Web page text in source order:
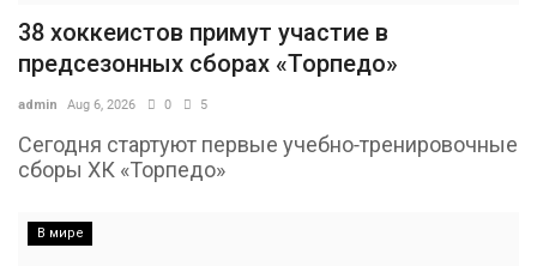
38 хоккеистов примут участие в
предсезонных сборах «Торпедо»
admin Aug 6, 2026 0 5
Сегодня стартуют первые учебно-тренировочные
сборы ХК «Торпедо»
В мире